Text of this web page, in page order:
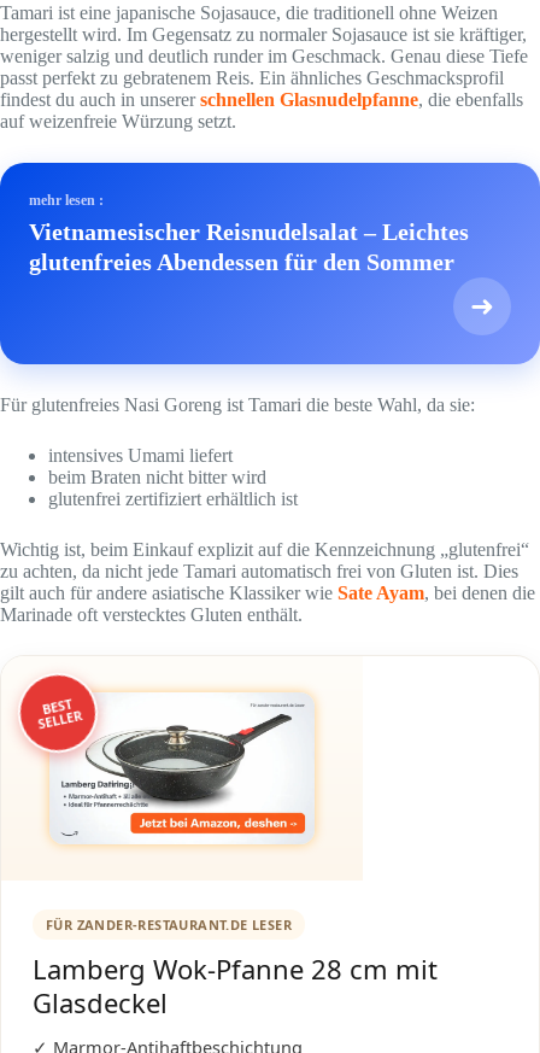
Tamari ist eine japanische Sojasauce, die traditionell ohne Weizen
hergestellt wird. Im Gegensatz zu normaler Sojasauce ist sie kräftiger,
weniger salzig und deutlich runder im Geschmack. Genau diese Tiefe
passt perfekt zu gebratenem Reis. Ein ähnliches Geschmacksprofil
findest du auch in unsererschnellen Glasnudelpfanne, die ebenfalls
auf weizenfreie Würzung setzt.
mehr lesen :
Vietnamesischer Reisnudelsalat – Leichtes
glutenfreies Abendessen für den Sommer
➜
Für glutenfreies Nasi Goreng ist Tamari die beste Wahl, da sie:
intensives Umami liefert
beim Braten nicht bitter wird
glutenfrei zertifiziert erhältlich ist
Wichtig ist, beim Einkauf explizit auf die Kennzeichnung „glutenfrei“
zu achten, da nicht jede Tamari automatisch frei von Gluten ist. Dies
gilt auch für andere asiatische Klassiker wie Sate Ayam, bei denen die
Marinade oft verstecktes Gluten enthält.
BEST
SELLER
FÜR ZANDER-RESTAURANT.DE LESER
Lamberg Wok-Pfanne 28 cm mit
Glasdeckel
✓ Marmor-Antihaftbeschichtung